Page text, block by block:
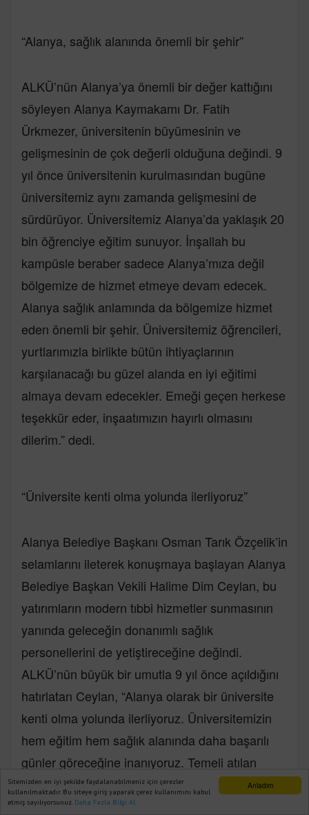
Anladım
Sitemizden en iyi şekilde faydalanabilmeniz için çerezler
kullanılmaktadır. Bu siteye giriş yaparak çerez kullanımını kabul
etmiş sayılıyorsunuz. Daha Fazla Bilgi Al
“Alanya, sağlık alanında önemli bir şehir”
ALKÜ’nün Alanya’ya önemli bir değer kattığını
söyleyen Alanya Kaymakamı Dr. Fatih
Ürkmezer, üniversitenin büyümesinin ve
gelişmesinin de çok değerli olduğuna değindi. 9
yıl önce üniversitenin kurulmasından bugüne
üniversitemiz aynı zamanda gelişmesini de
sürdürüyor. Üniversitemiz Alanya’da yaklaşık 20
bin öğrenciye eğitim sunuyor. İnşallah bu
kampüsle beraber sadece Alanya’mıza değil
bölgemize de hizmet etmeye devam edecek.
Alanya sağlık anlamında da bölgemize hizmet
eden önemli bir şehir. Üniversitemiz öğrencileri,
yurtlarımızla birlikte bütün ihtiyaçlarının
karşılanacağı bu güzel alanda en iyi eğitimi
almaya devam edecekler. Emeği geçen herkese
teşekkür eder, inşaatımızın hayırlı olmasını
dilerim.” dedi.
“Üniversite kenti olma yolunda ilerliyoruz”
Alanya Belediye Başkanı Osman Tarık Özçelik’in
selamlarını ileterek konuşmaya başlayan Alanya
Belediye Başkan Vekili Halime Dim Ceylan, bu
yatırımların modern tıbbi hizmetler sunmasının
yanında geleceğin donanımlı sağlık
personellerini de yetiştireceğine değindi.
ALKÜ’nün büyük bir umutla 9 yıl önce açıldığını
hatırlatan Ceylan, “Alanya olarak bir üniversite
kenti olma yolunda ilerliyoruz. Üniversitemizin
hem eğitim hem sağlık alanında daha başarılı
günler göreceğine inanıyoruz. Temeli atılan
Ortak Derslikler Binamızın hayırlı olmasını
diliyorum.” dedi.
Ana Sayfa Web TV